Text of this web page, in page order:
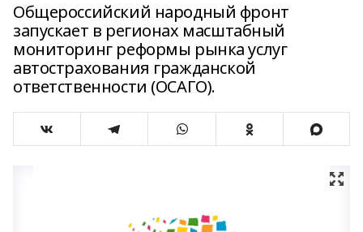
Общероссийский народный фронт
запускает в регионах масштабный
мониторинг реформы рынка услуг
автострахования гражданской
ответственности (ОСАГО).